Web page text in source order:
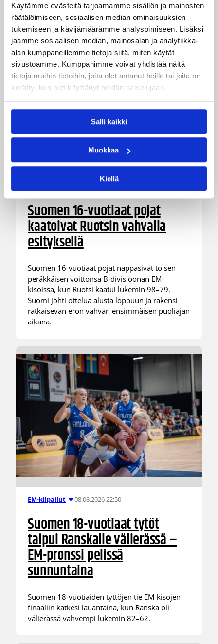
Käytämme evästeitä tarjoamamme sisällön ja mainosten
räätälöimiseen, sosiaalisen median ominaisuuksien
tukemiseen ja kävijämäärämme analysoimiseen. Lisäksi
jaamme sosiaalisen median, mainosalan ja analytiikka-
alan kumppaneillemme tietoja siitä, miten käytät
sivustoamme. Kumppanimme voivat yhdistää näitä
tietoja muihin tietoihin, joita olet antanut heille tai joita on
kerätty, kun olet käyttänyt heidän palvelujaan.
Salli kaikki
Muokkaa
Kiellä
voittoja.
Suomen 16-vuotiaat pojat
kaatoivat Ruotsin vahvalla
esityksellä
Suomen 16-vuotiaat pojat nappasivat toisen
peräkkäisen voittonsa B-divisioonan EM-
kisoissa, kun Ruotsi kaatui lukemin 98–79.
Suomi johti ottelua alusta loppuun ja rakensi
ratkaisevan eron vahvan ensimmäisen puoliajan
aikana.
EM-kilpailut 08.08.2026 22:50
Suomen 18-vuotiaat tytöt
taipui Ranskalle välierässä –
EM-pronssi pelissä
sunnuntaina
Suomen 18-vuotiaiden tyttöjen tie EM-kisojen
finaaliin katkesi lauantaina, kun Ranska oli
välierässä vahvempi lukemin 82–62.